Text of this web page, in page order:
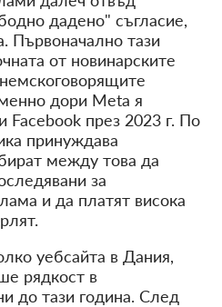
дадено" съгласие,
Първоначално тази
от новинарските
дори Meta я
Facebook през 2023 г. По
принуждава
между това да
за
и да платят висока
уебсайта в Дания,
рядкост в
до тази година. След